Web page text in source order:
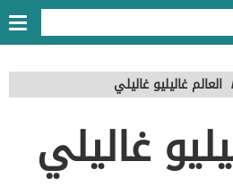
العالم غاليليو غاليلي
غاليلي